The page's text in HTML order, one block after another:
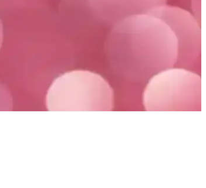
ve bakım ile beslenme önemli rol oynar.
belirlemenize destek oluyoruz.